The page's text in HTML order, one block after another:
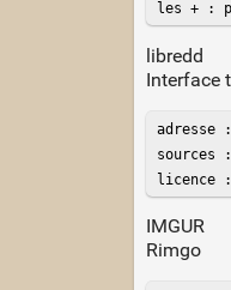
les + :
libredd
Interface
sources
licence :
IMGUR
Rimgo